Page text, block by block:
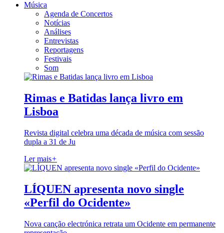
Música
Agenda de Concertos
Notícias
Análises
Entrevistas
Reportagens
Festivais
Som
Rimas e Batidas lança livro em
Lisboa
Revista digital celebra uma década de música com sessão
dupla a 31 de Ju
Ler mais+
LÍQUEN apresenta novo single
«Perfil do Ocidente»
Nova canção electrónica retrata um Ocidente em permanente